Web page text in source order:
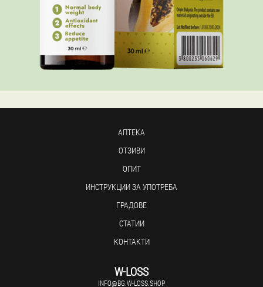
АПТЕКА
ОТЗИВИ
ОПИТ
ИНСТРУКЦИИ ЗА УПОТРЕБА
ГРАДОВЕ
СТАТИИ
КОНТАКТИ
W-LOSS
INFO@BG.W-LOSS.SHOP